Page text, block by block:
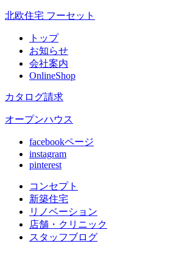
北欧住宅 フーセット
トップ
お知らせ
会社案内
OnlineShop
カタログ請求
オープンハウス
facebookページ
instagram
pinterest
コンセプト
新築住宅
リノベーション
店舗 ・クリニック
スタッフブログ